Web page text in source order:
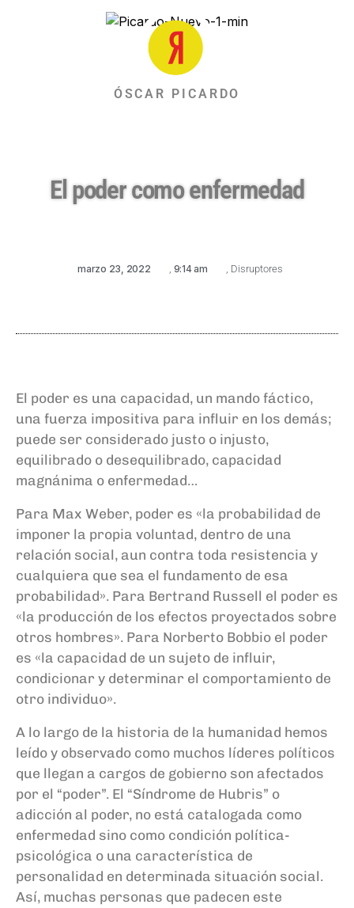
ÓSCAR PICARDO
El poder como enfermedad
marzo 23, 2022 , 9:14 am , Disruptores
El poder es una capacidad, un mando fáctico,
una fuerza impositiva para influir en los demás;
puede ser considerado justo o injusto,
equilibrado o desequilibrado, capacidad
magnánima o enfermedad…
Para Max Weber, poder es «la probabilidad de
imponer la propia voluntad, dentro de una
relación social, aun contra toda resistencia y
cualquiera que sea el fundamento de esa
probabilidad». Para Bertrand Russell el poder es
«la producción de los efectos proyectados sobre
otros hombres». Para Norberto Bobbio el poder
es «la capacidad de un sujeto de influir,
condicionar y determinar el comportamiento de
otro individuo».
A lo largo de la historia de la humanidad hemos
leído y observado como muchos líderes políticos
que llegan a cargos de gobierno son afectados
por el “poder”. El “Síndrome de Hubris” o
adicción al poder, no está catalogada como
enfermedad sino como condición política-
psicológica o una característica de
personalidad en determinada situación social.
Así, muchas personas que padecen este